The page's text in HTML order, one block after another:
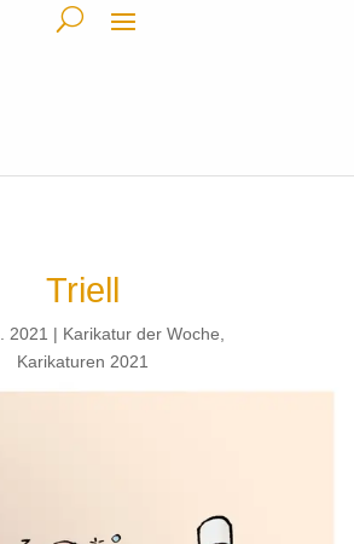
Triell
2021 Karikatur der Woche
Karikaturen 2021